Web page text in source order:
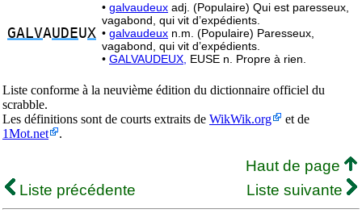
GALVAUDEUX
• galvaudeux adj. (Populaire) Qui est paresseux,
vagabond, qui vit d’expédients.
• galvaudeux n.m. (Populaire) Paresseux,
vagabond, qui vit d’expédients.
• GALVAUDEUX, EUSE n. Propre à rien.
Liste conforme à la neuvième édition du dictionnaire officiel du
scrabble.
Les définitions sont de courts extraits de WikWik.org
et de
1Mot.net
.
Haut de page
Liste précédente
Liste suivante